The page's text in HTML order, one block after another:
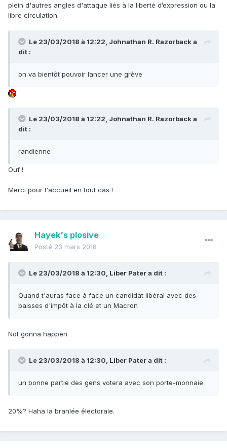
plein d'autres angles d'attaque liés à la liberté d’expression ou la
libre circulation.
Le 23/03/2018 à 12:22, Johnathan R. Razorbacka
dit :
on va bientôt pouvoir lancer une grève
Le 23/03/2018 à 12:22, Johnathan R. Razorbacka
dit :
randienne
Ouf !
Merci pour l'accueil en tout cas !
Hayek's plosive
Posté 23 mars 2018
Le 23/03/2018 à 12:30, Liber Patera dit :
Quand t'auras face à face un candidat libéral avec des
baisses d'impôt à la clé et un Macron
Not gonna happen
Le 23/03/2018 à 12:30, Liber Patera dit :
un bonne partie des gens votera avec son porte-monnaie
20%? Haha la branlée électorale.